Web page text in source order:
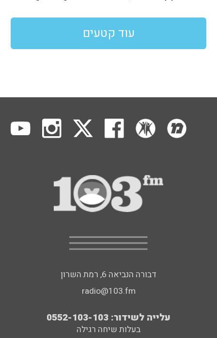
עוד קטעים
דבורה הנביאה 6, רמת השרון
radio@103.fm
עלייה לשידור: 0552-103-103
בעלות שיחה רגילה